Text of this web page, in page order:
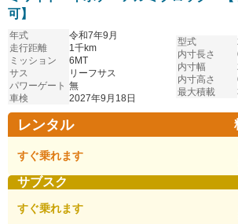
可】
年式
令和7年9月
走行距離
1千km
ミッション
6MT
サス
リーフサス
パワーゲート 無
車検
2027年9月18日
型式
内寸長さ
内寸幅
内寸高さ
最大積載
レンタル
すぐ乗れます
サブスク
すぐ乗れます